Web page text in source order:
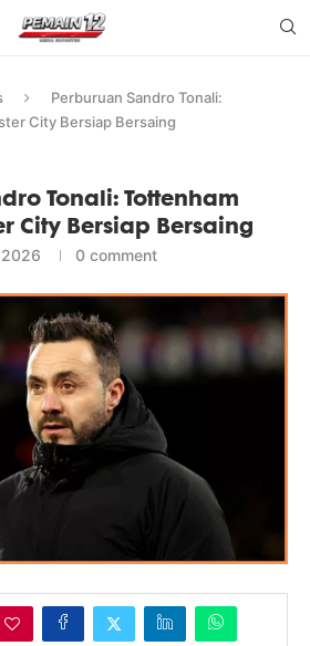
Perburuan Sandro Tonali:
City Bersiap Bersaing
Tonali: Tottenham
City Bersiap Bersaing
0 comment